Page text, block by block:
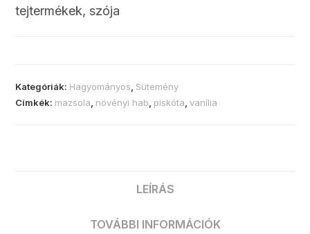
tejtermékek, szója
Kategóriák: Hagyományos Sütemény
Címkék: mazsola növényi hab piskóta ,vanília
LEÍRÁS
TOVÁBBI INFORMÁCIÓK